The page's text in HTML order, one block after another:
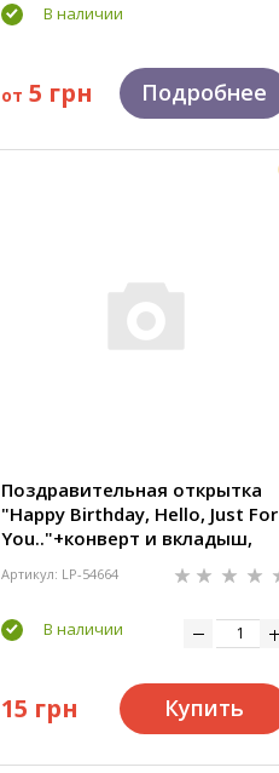
В наличии
от 5 грн Подробнее
Поздравительная открытка
"Happy Birthday, Hello, Just For
You.."+конверт и вкладыш,
Артикул: LP-54664
В наличии
15 грн Купить